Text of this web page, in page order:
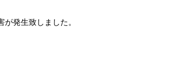
発生致しました。